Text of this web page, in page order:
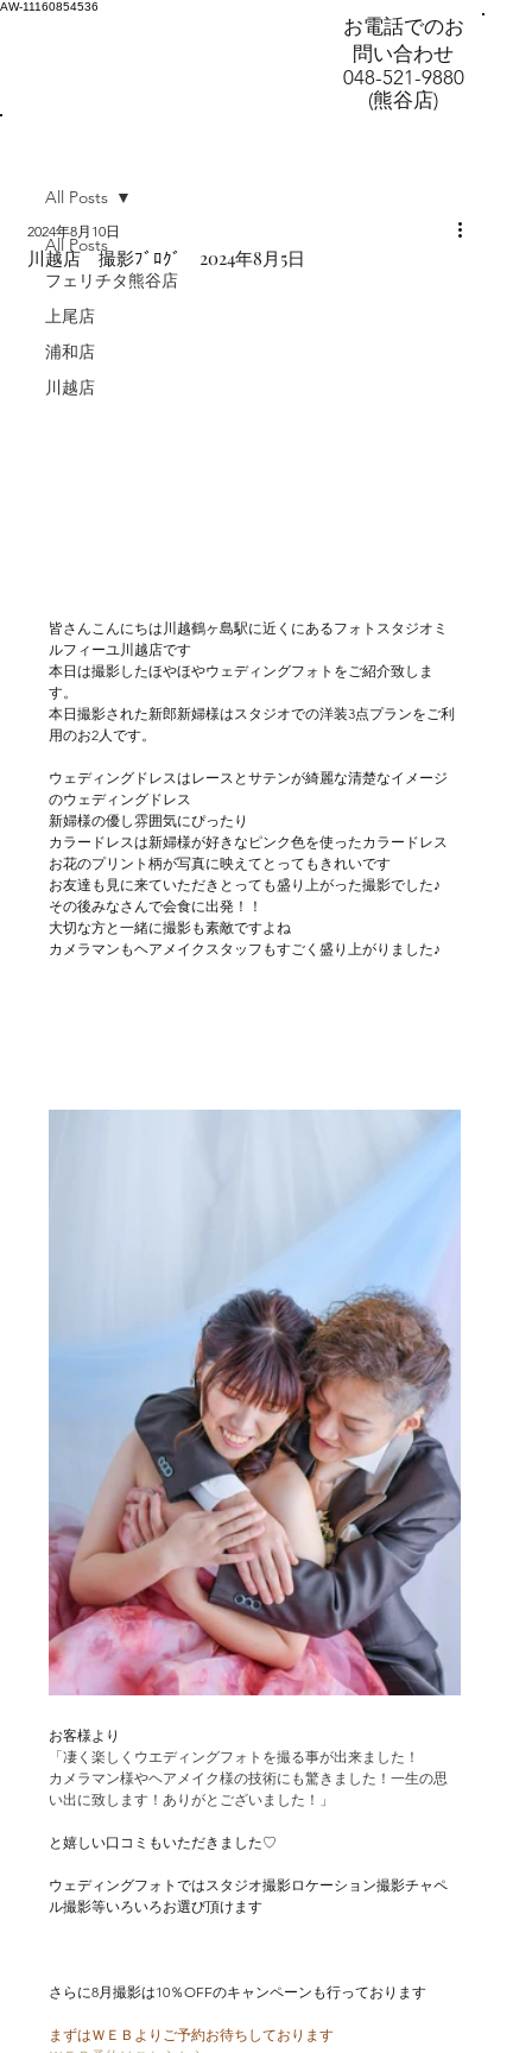
AW-11160854536
お電話でのお
問い合わせ
048-521-9880
(熊谷店)
All Posts
フェリチタ熊谷店
上尾店
浦和店
川越店
All Posts
川越店 撮影ﾌﾞﾛｸﾞ 2024年8月5日
2024年8月10日
皆さんこんにちは川越鶴ヶ島駅に近くにあるフォトスタジオミ
ルフィーユ川越店です
本日は撮影したほやほやウェディングフォトをご紹介致しま
す。
本日撮影された新郎新婦様はスタジオでの洋装3点プランをご利
用のお2人です。
ウェディングドレスはレースとサテンが綺麗な清楚なイメージ
のウェディングドレス
新婦様の優し雰囲気にぴったり
カラードレスは新婦様が好きなピンク色を使ったカラードレス
お花のプリント柄が写真に映えてとってもきれいです
お友達も見に来ていただきとっても盛り上がった撮影でした♪
その後みなさんで会食に出発！！
大切な方と一緒に撮影も素敵ですよね
カメラマンもヘアメイクスタッフもすごく盛り上がりました♪
お客様より
「凄く楽しくウエディングフォトを撮る事が出来ました！
カメラマン様やヘアメイク様の技術にも驚きました！一生の思
い出に致します！ありがとございました！」
と嬉しい口コミもいただきました♡
ウェディングフォトではスタジオ撮影ロケーション撮影チャペ
ル撮影等いろいろお選び頂けます
さらに8月撮影は10％OFFのキャンペーンも行っております
まずはＷＥＢよりご予約お待ちしております